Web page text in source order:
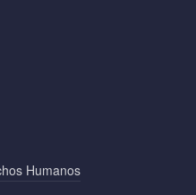
Humanos